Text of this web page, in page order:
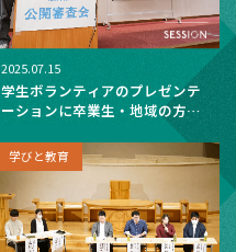
2025.07.15
学生ボランティアのプレゼンテ
ーションに卒業生・地域の方が
応える―ボランティア・まちづ
くり活動助成事業
学びと教育